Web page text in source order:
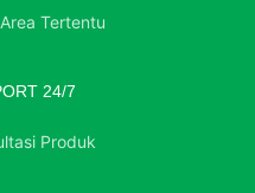
Tertentu
24/7
Produk